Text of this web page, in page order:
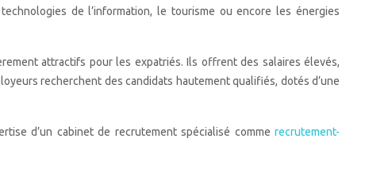
de l’information, le tourisme ou encore les énergies
attractifs pour les expatriés. Ils offrent des salaires élevés,
recherchent des candidats hautement qualifiés, dotés d’une
d’un cabinet de recrutement spécialisé comme recrutement-